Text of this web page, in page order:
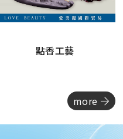
點香工藝
more